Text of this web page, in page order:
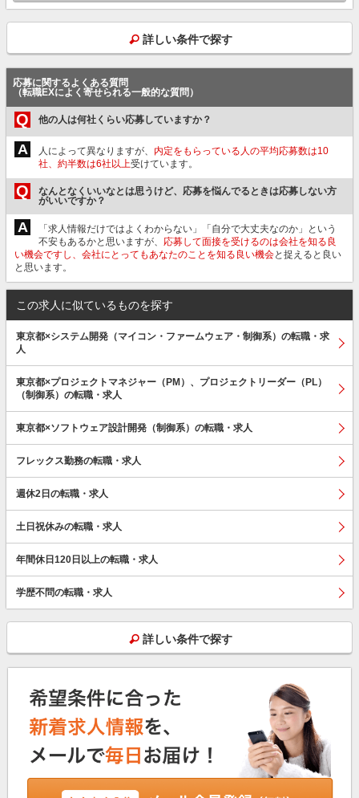
詳しい条件で探す
応募に関するよくある質問
（転職EXによく寄せられる一般的な質問）
Q 他の人は何社くらい応募していますか？
A 人によって異なりますが、 内定をもらっている人の平均応募数は10
社、約半数は6社以上受けています。
Q
なんとなくいいなとは思うけど、応募を悩んでるときは応募しない方
がいいですか？
A
「求人情報だけではよくわからない」「自分で大丈夫なのか」という
不安もあるかと思いますが、 応募して面接を受けるのは会社を知る良
い機会ですし、会社にとってもあなたのことを知る良い機会と捉えると良い
と思います。
この求人に似ているものを探す
東京都×システム開発（マイコン・ファームウェア・制御系）の転職・求
人
東京都×プロジェクトマネジャー（PM）、プロジェクトリーダー（PL）
（制御系）の転職・求人
東京都×ソフトウェア設計開発（制御系）の転職・求人
フレックス勤務の転職・求人
週休2日の転職・求人
土日祝休みの転職・求人
年間休日120日以上の転職・求人
学歴不問の転職・求人
詳しい条件で探す